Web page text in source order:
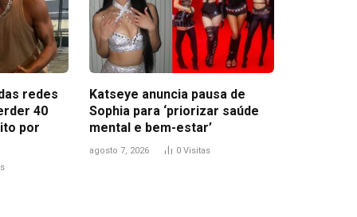
redes
40
por
Katseye anuncia pausa de
Sophia para ‘priorizar saúde
mental e bem-estar’
agosto 7, 2026 0 Visitas